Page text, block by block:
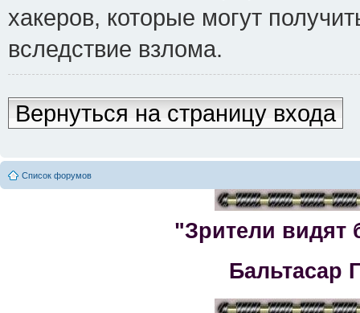
хакеров, которые могут
вследствие взлома.
Вернуться на страницу входа
Список форумов
"Зрители видят
Бальтасар